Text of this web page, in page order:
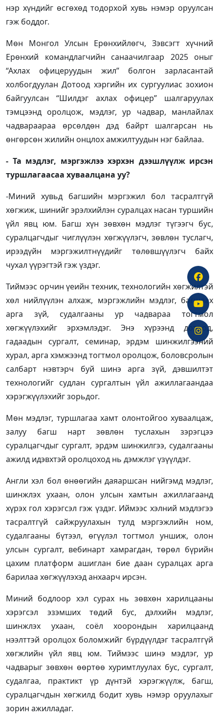
нэр хүндийг өсгөхөд тодорхой хувь нэмэр оруулсан
гэж боддог.
Мөн Монгол Улсын Ерөнхийлөгч, Зэвсэгт хүчний
Ерөнхий командлагчийн санаачилгаар 2025 оныг
“Ахлах офицеруудын жил” болгон зарласантай
холбогдуулан Дотоод хэргийн их сургуулиас зохион
байгуулсан “Шилдэг ахлах офицер” шалгаруулах
тэмцээнд оролцож, мэдлэг, ур чадвар, манлайлах
чадвараараа өрсөлдөн дэд байрт шалгарсан нь
өнгөрсөн жилийн онцлох амжилтуудын нэг байлаа.
- Та мэдлэг, мэргэжлээ хэрхэн дээшлүүлж ирсэн
туршлагаасаа хуваалцана уу?
-Миний хувьд багшийн мэргэжил бол тасралтгүй
хөгжиж, шинийг эрэлхийлэн суралцах насан туршийн
үйл явц юм. Багш хүн зөвхөн мэдлэг түгээгч бус,
суралцагчдыг чиглүүлэн хөгжүүлэгч, зөвлөн туслагч,
ирээдүйн мэргэжилтнүүдийг төлөвшүүлэгч байх
чухал үүрэгтэй гэж үздэг.
Тиймээс орчин үеийн техник, технологийн хөгжилтэй
хөл нийлүүлэн алхаж, мэргэжлийн мэдлэг, багшлах
арга зүй, судалгааны ур чадвараа тогтмол
хөгжүүлэхийг эрхэмлэдэг. Энэ хүрээнд дотоод,
гадаадын сургалт, семинар, эрдэм шинжилгээний
хурал, арга хэмжээнд тогтмол оролцож, боловсролын
салбарт нэвтэрч буй шинэ арга зүй, дэвшилтэт
технологийг судлан сургалтын үйл ажиллагаандаа
хэрэгжүүлэхийг зорьдог.
Мөн мэдлэг, туршлагаа хамт олонтойгоо хуваалцаж,
залуу багш нарт зөвлөн туслахын зэрэгцээ
суралцагчдыг сургалт, эрдэм шинжилгээ, судалгааны
ажилд идэвхтэй оролцоход нь дэмжлэг үзүүлдэг.
Англи хэл бол өнөөгийн даяаршсан нийгэмд мэдлэг,
шинжлэх ухаан, олон улсын хамтын ажиллагаанд
хүрэх гол хэрэгсэл гэж үздэг. Иймээс хэлний мэдлэгээ
тасралтгүй сайжруулахын тулд мэргэжлийн ном,
судалгааны бүтээл, өгүүлэл тогтмол уншиж, олон
улсын сургалт, вебинарт хамрагдан, төрөл бүрийн
цахим платформ ашиглан бие даан суралцах арга
барилаа хөгжүүлэхэд анхаарч ирсэн.
Миний бодлоор хэл сурах нь зөвхөн харилцааны
хэрэгсэл эзэмших төдий бус, дэлхийн мэдлэг,
шинжлэх ухаан, соёл хоорондын харилцаанд
нээлттэй оролцох боломжийг бүрдүүлдэг тасралтгүй
хөгжлийн үйл явц юм. Тиймээс шинэ мэдлэг, ур
чадварыг зөвхөн өөртөө хуримтлуулах бус, сургалт,
судалгаа, практикт үр дүнтэй хэрэгжүүлж, багш,
суралцагчдын хөгжилд бодит хувь нэмэр оруулахыг
зорин ажилладаг.